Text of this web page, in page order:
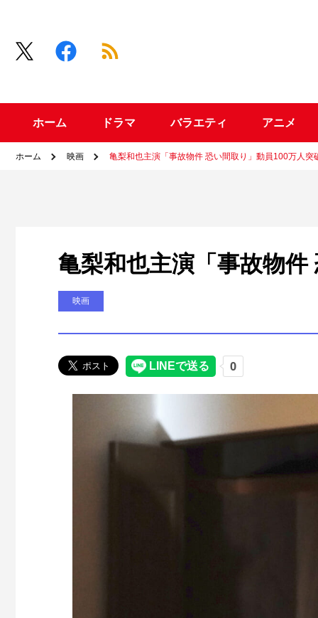
ホーム ドラマ バラエティ アニメ
ホーム 映画 亀梨和也主演「事故物件 恐い間取り」動員100万人突
亀梨和也主演「事故物
映画